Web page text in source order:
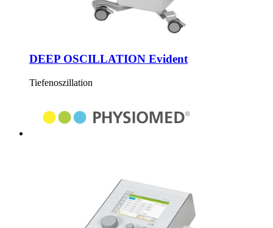
DEEP OSCILLATION Evident
Tiefenoszillation